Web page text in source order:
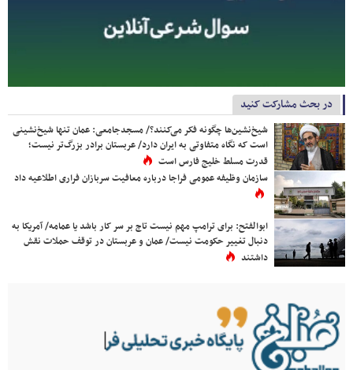
در بحث مشارکت کنید
شیخ‌نشین‌ها چگونه فکر می‌کنند؟/ مسجدجامعی: عمان تنها شیخ‌نشینی
است که نگاه متفاوتی به ایران دارد/ عربستان برادر بزرگ‌تر نیست؛
قدرت مسلط خلیج فارس است
سازمان وظیفه عمومی فراجا درباره معافیت سربازان فراری اطلاعیه داد
ابوالفتح: برای ترامپ مهم نیست تاج بر سر کار باشد یا عمامه/ آمریکا به
دنبال تغییر حکومت نیست/ عمان و عربستان در توقف حملات نقش
داشتند